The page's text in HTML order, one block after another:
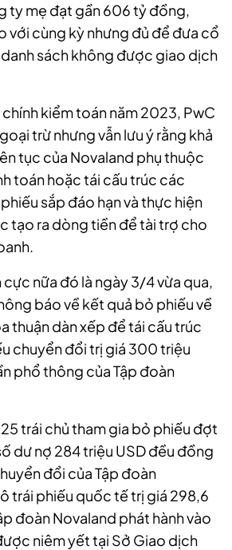
ty mẹ đạt gần 606 tỷ đồng,
với cùng kỳ nhưng đủ để đưa cổ
danh sách không được giao dịch
kiểm toán năm 2023, PwC
trừ nhưng vẫn lưu ý rằng khả
tục của Novaland phụ thuộc
toán hoặc tái cấu trúc các
sắp đáo hạn và thực hiện
tạo ra dòng tiền để tài trợ cho
nữa đó là ngày 3/4 vừa qua,
báo về kết quả bỏ phiếu về
thuận dàn xếp để tái cấu trúc
chuyển đổi trị giá 300 triệu
phổ thông của Tập đoàn
trái chủ tham gia bỏ phiếu đợt
dư nợ 284 triệu USD đều đồng
đổi của Tập đoàn
trái phiếu quốc tế trị giá 298,6
đoàn Novaland phát hành vào
niêm yết tại Sở Giao dịch